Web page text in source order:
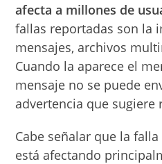
afecta a millones de
fallas reportadas son la
mensajes, archivos
Cuando la aparece el
mensaje no se puede
advertencia que
Cabe señalar que la
está afectando